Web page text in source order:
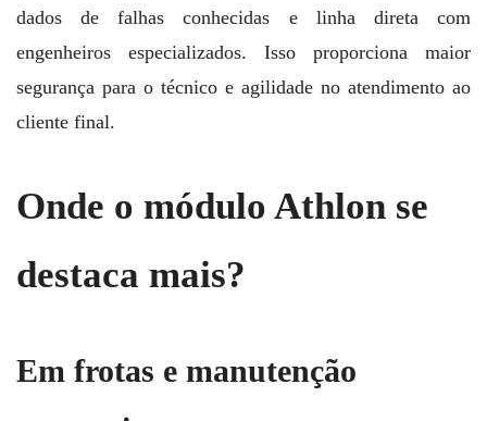
dados de falhas conhecidas e linha direta com
engenheiros especializados. Isso proporciona maior
segurança para o técnico e agilidade no atendimento ao
cliente final.
Onde o módulo Athlon se
destaca mais?
Em frotas e manutenção